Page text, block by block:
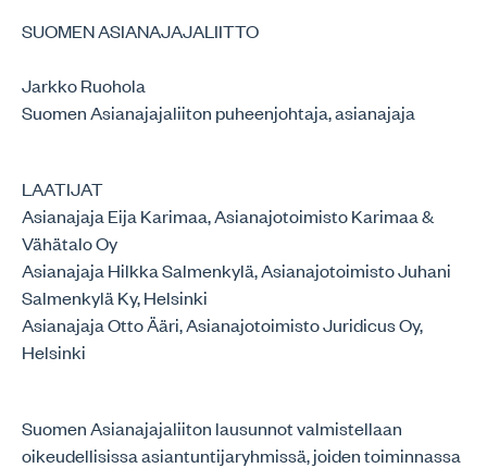
SUOMEN ASIANAJAJALIITTO
Jarkko Ruohola
Suomen Asianajajaliiton puheenjohtaja, asianajaja
LAATIJAT
Asianajaja Eija Karimaa, Asianajotoimisto Karimaa &
Vähätalo Oy
Asianajaja Hilkka Salmenkylä, Asianajotoimisto Juhani
Salmenkylä Ky, Helsinki
Asianajaja Otto Ääri, Asianajotoimisto Juridicus Oy,
Helsinki
Suomen Asianajajaliiton lausunnot valmistellaan
oikeudellisissa asiantuntijaryhmissä, joiden toiminnassa